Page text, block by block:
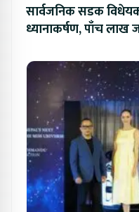
सार्वजनिक सडक
ध्यानाकर्षण, पाँच लाख